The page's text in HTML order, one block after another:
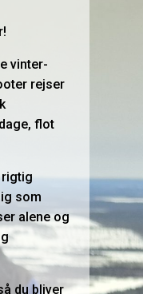
vinter-
rejser
flot
rigtig
som
alene og
du bliver